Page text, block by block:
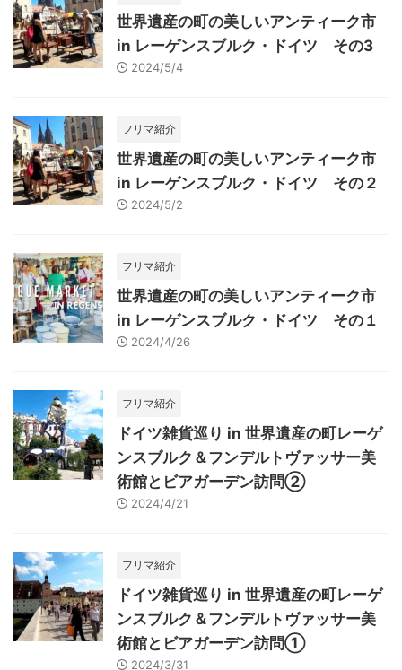
世界遺産の町の美しいアンティーク市
in レーゲンスブルク・ドイツ その3
2024/5/4
フリマ紹介
世界遺産の町の美しいアンティーク市
in レーゲンスブルク・ドイツ その２
2024/5/2
フリマ紹介
世界遺産の町の美しいアンティーク市
in レーゲンスブルク・ドイツ その１
2024/4/26
フリマ紹介
ドイツ雑貨巡り in 世界遺産の町レーゲ
ンスブルク＆フンデルトヴァッサー美
術館とビアガーデン訪問②
2024/4/21
フリマ紹介
ドイツ雑貨巡り in 世界遺産の町レーゲ
ンスブルク＆フンデルトヴァッサー美
術館とビアガーデン訪問①
2024/3/31